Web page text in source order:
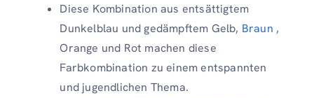
Diese Kombination aus entsättigtem
Dunkelblau und gedämpftem Gelb, Braun ,
Orange und Rot machen diese
Farbkombination zu einem entspannten
und jugendlichen Thema.